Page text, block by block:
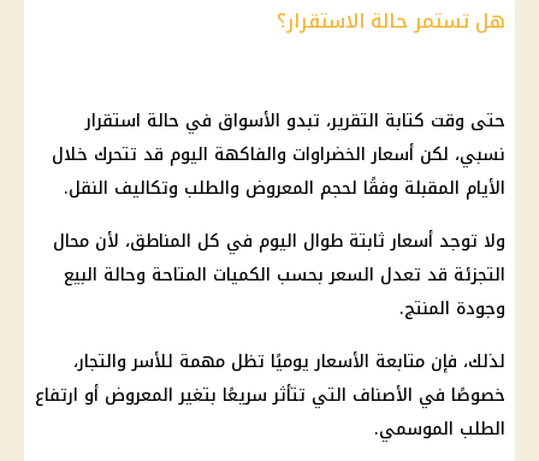
هل تستمر حالة الاستقرار؟
حتى وقت كتابة التقرير، تبدو الأسواق في حالة استقرار
نسبي، لكن أسعار الخضراوات والفاكهة اليوم قد تتحرك خلال
الأيام المقبلة وفقًا لحجم المعروض والطلب وتكاليف النقل.
ولا توجد أسعار ثابتة طوال اليوم في كل المناطق، لأن محال
التجزئة قد تعدل السعر بحسب الكميات المتاحة وحالة البيع
وجودة المنتج.
لذلك، فإن متابعة الأسعار يوميًا تظل مهمة للأسر والتجار،
خصوصًا في الأصناف التي تتأثر سريعًا بتغير المعروض أو ارتفاع
الطلب الموسمي.